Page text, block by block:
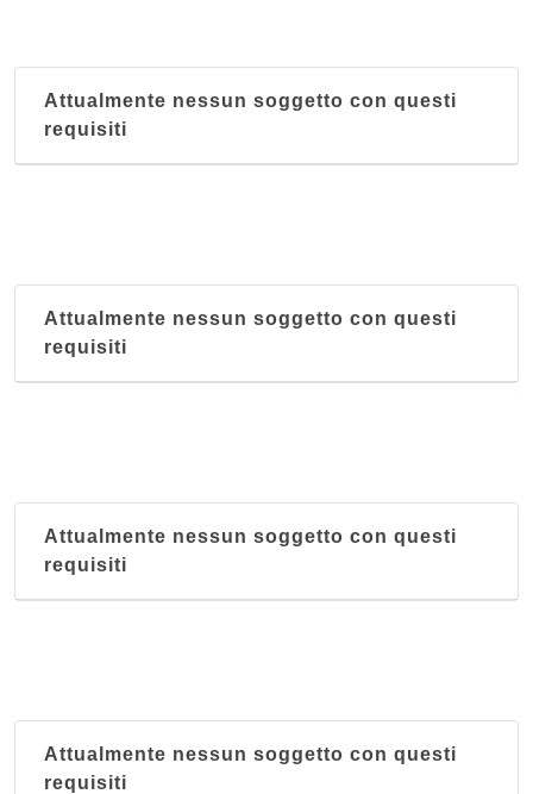
Attualmente nessun soggetto con questi
requisiti
Attualmente nessun soggetto con questi
requisiti
Attualmente nessun soggetto con questi
requisiti
Attualmente nessun soggetto con questi
requisiti